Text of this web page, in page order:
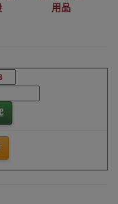
用品